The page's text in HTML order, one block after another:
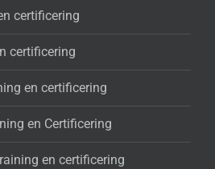
certificering
certificering
en certificering
en Certificering
en certificering